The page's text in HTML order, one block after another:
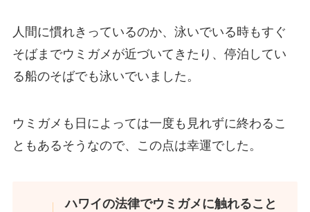
人間に慣れきっているのか、泳いでいる時もすぐ
そばまでウミガメが近づいてきたり、停泊してい
る船のそばでも泳いでいました。
ウミガメも日によっては一度も見れずに終わるこ
ともあるそうなので、この点は幸運でした。
ハワイの法律でウミガメに触れること